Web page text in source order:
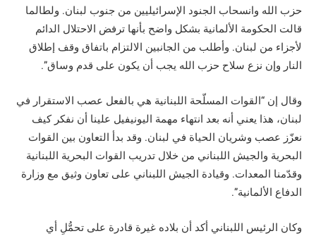
حزب الله وانسحاب الجنود الإسرائيليين من جنوب لبنان. ولطالما
قالت الحكومة الألمانية بشكل واضح بأنها ترفض الاحتلال الدائم
لأجزاء من لبنان. وأطلب من الجانبين الالتزام باتفاق وقف إطلاق
النار وإن نزع سلاح حزب الله يجب أن يكون على قدم وساق”.
وقال إن “القوات المسلّحة اللبنانية هي بالفعل عصب الاستقرار في
لبنان، هذا يعني أنه بعد انتهاء مهمة اليونيفيل علينا أن نفكر كيف
نعزّز عصب وشريان الحياة في لبنان. وقد بدأ التعاون بين القوات
البحرية والجيش اللبناني من خلال تدريب القوات البحرية اللبنانية
وقدّمنا المعدات. وقيادة الجيش اللبناني على تعاون وثيق مع وزارة
الدفاع الألمانية”.
وكان الرئيس اللبناني أكد أن بلاده غيرة قادرة على تحمُّلِ أي